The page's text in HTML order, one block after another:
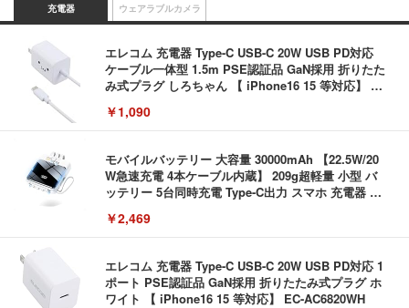
充電器
エレコム 充電器 Type-C USB-C 20W USB PD対応
ケーブル一体型 1.5m PSE認証品 GaN採用 折りたた
み式プラグ しろちゃん 【 iPhone16 15 等対応】 E
￥1,090
モバイルバッテリー 大容量 30000mAh 【22.5W/20
W急速充電 4本ケーブル内蔵】 209g超軽量 小型 バ
ッテリー 5台同時充電 Type-C出力 スマホ 充電器 LC
携帯充電器 停電対策 アウトドア/旅行/出張/防災/緊
急用 iOS/Android各種他対応 機内持込可 (高級白い)
￥2,469
エレコム 充電器 Type-C USB-C 20W USB PD対応 1
ポート PSE認証品 GaN採用 折りたたみ式プラグ ホ
ワイト 【 iPhone16 15 等対応】 EC-AC6820WH
ウェアラブルカメラ